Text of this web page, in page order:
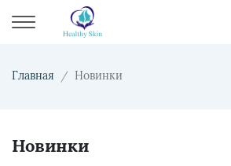
Главная Новинки
Новинки